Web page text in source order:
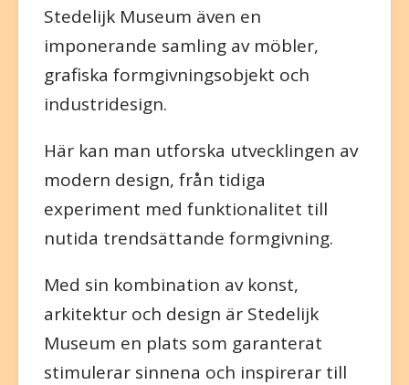
Stedelijk Museum även en
imponerande samling av möbler,
grafiska formgivningsobjekt och
industridesign.
Här kan man utforska utvecklingen av
modern design, från tidiga
experiment med funktionalitet till
nutida trendsättande formgivning.
Med sin kombination av konst,
arkitektur och design är Stedelijk
Museum en plats som garanterat
stimulerar sinnena och inspirerar till